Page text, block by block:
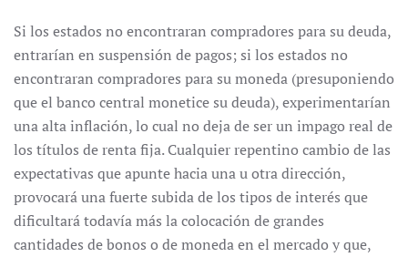
Si los estados no encontraran compradores para su deuda,
entrarían en suspensión de pagos; si los estados no
encontraran compradores para su moneda (presuponiendo
que el banco central monetice su deuda), experimentarían
una alta inflación, lo cual no deja de ser un impago real de
los títulos de renta fija. Cualquier repentino cambio de las
expectativas que apunte hacia una u otra dirección,
provocará una fuerte subida de los tipos de interés que
dificultará todavía más la colocación de grandes
cantidades de bonos o de moneda en el mercado y que,